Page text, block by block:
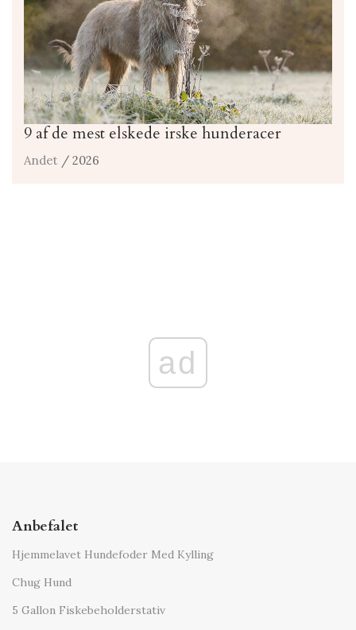
9 af de mest elskede irske hunderacer
Andet / 2026
ad
Anbefalet
Hjemmelavet Hundefoder Med Kylling
Chug Hund
5 Gallon Fiskebeholderstativ